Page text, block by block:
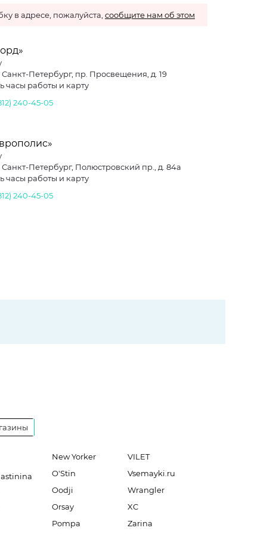
в адресе, пожалуйста, сообщите нам об этом
Санкт-Петербург, пр. Просвещения, д. 19
часы работы и карту
240-45-05
Санкт-Петербург, Полюстровский пр., д. 84а
часы работы и карту
240-45-05
New Yorker
O'Stin
Oodji
Orsay
Pompa
VILET
Vsemayki.ru
Wrangler
XC
Zarina